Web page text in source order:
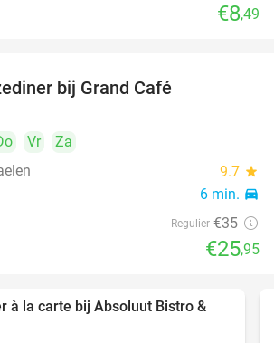
€8,49
bij Grand Café
Vr
Za
9.7 star
6 min. directions_car
Regulier €35
€25,95
37%
à la carte bij Absoluut Bistro &